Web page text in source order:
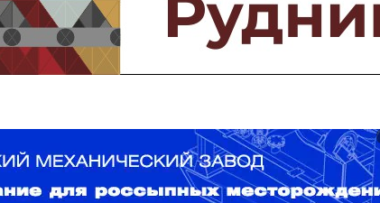
Предприятия и компании
Интервью
Выставки, Конференции